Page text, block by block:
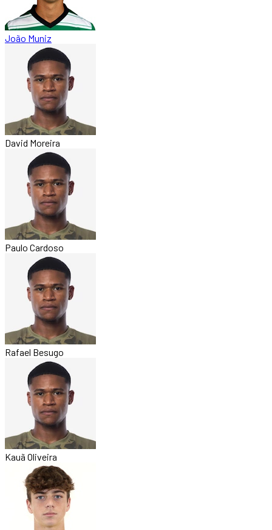
João Muniz
David Moreira
Paulo Cardoso
Rafael Besugo
Kauã Oliveira